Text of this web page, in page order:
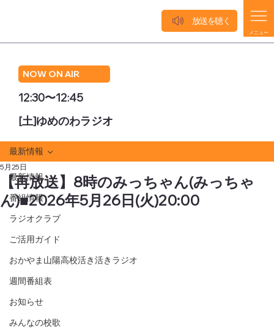
NOW ON AIR
12:30〜12:45
[土]ゆめのわラジオ
メニュー
放送を聴く
最新情報
番組情報
ラジオクラブ
ご活用ガイド
おかやま山陽高校活き活きラジオ
週間番組表
お知らせ
みんなの校歌
最新情報
【再放送】8時のみっちゃん(みっちゃ
ん)■2026年5月26日(火)20:00
5月25日